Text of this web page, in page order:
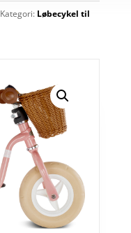
Kategori: Løbecykel til